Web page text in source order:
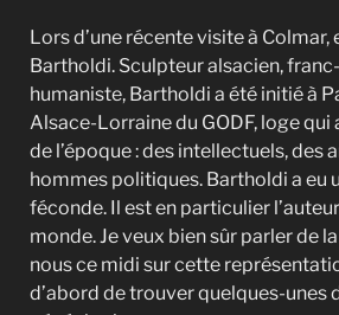
Lors d’une récente visite à
Bartholdi. Sculpteur alsacien,
humaniste, Bartholdi a été initié à
Alsace-Lorraine du GODF, loge
de l’époque : des intellectuels, des
hommes politiques. Bartholdi a
féconde. Il est en particulier
monde. Je veux bien sûr parler de
nous ce midi sur cette
d’abord de trouver quelques-unes